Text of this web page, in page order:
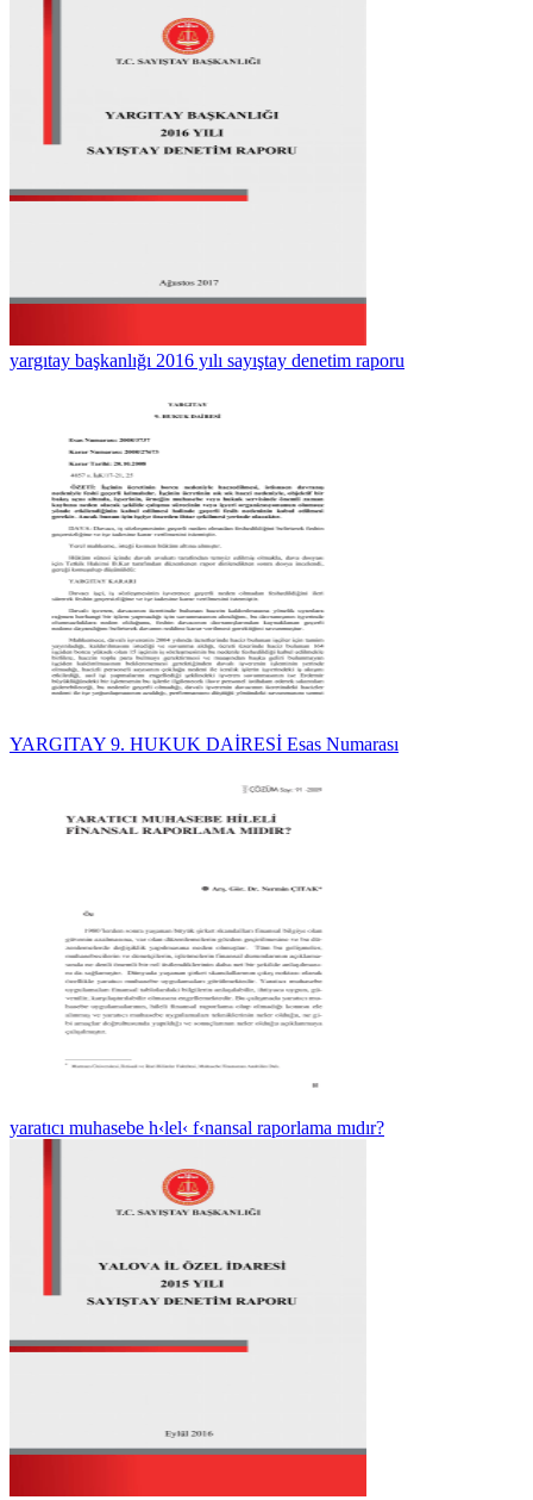
yargıtay başkanlığı 2016 yılı sayıştay denetim raporu
YARGITAY 9. HUKUK DAİRESİ Esas Numarası
yaratıcı muhasebe h‹lel‹ f‹nansal raporlama mıdır?